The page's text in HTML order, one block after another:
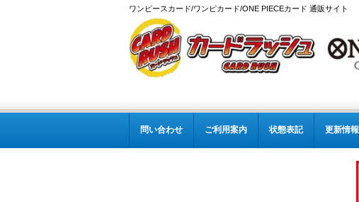
ワンピースカード/ワンピカード/ONE PIECEカード 通販サイト
問い合わせ ご利用案内 状態表記 更新情報